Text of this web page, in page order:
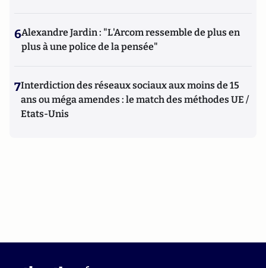
6Alexandre Jardin : "L'Arcom ressemble de plus en
plus à une police de la pensée"
7Interdiction des réseaux sociaux aux moins de 15
ans ou méga amendes : le match des méthodes UE /
Etats-Unis